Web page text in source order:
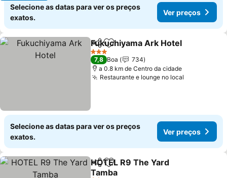
Selecione as datas para ver os preços
exatos.
Ver preços
PartilharAdicionar aos favoritos
Fukuchiyama Ark Hotel
3 Estrelas
7,8 Boa
734
a 0.8 km de Centro da cidade
Restaurante e lounge no local
Selecione as datas para ver os preços
exatos.
Ver preços
PartilharAdicionar aos favoritos
HOTEL R9 The Yard
Tamba